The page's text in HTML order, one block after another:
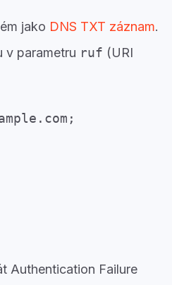
jako DNS TXT záznam.
v parametru ruf (URI
Authentication Failure